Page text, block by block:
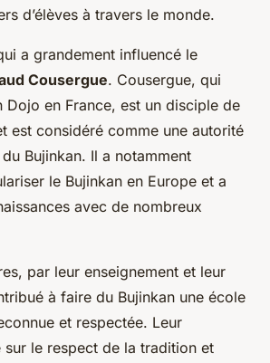
d’élèves à travers le monde.
a grandement influencé le
Cousergue. Cousergue, qui
Dojo en France, est un disciple de
est considéré comme une autorité
Bujinkan. Il a notamment
le Bujinkan en Europe et a
avec de nombreux
par leur enseignement et leur
à faire du Bujinkan une école
et respectée. Leur
sur le respect de la tradition et